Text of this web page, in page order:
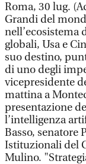
Roma, 30 lug.
Grandi del
nell’ecosistema
globali, Usa e
suo destino,
di uno degli
vicepresidente
mattina a
presentazione
l’intelligenza
Basso, senatore
Istituzionali del
Mulino.